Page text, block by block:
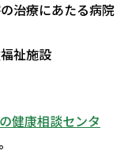
治療にあたる病院
祉施設
健康相談センタ